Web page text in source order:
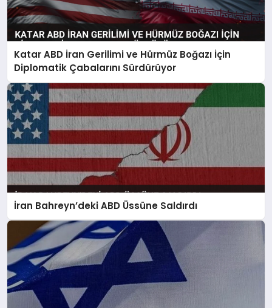
Katar ABD İran Gerilimi ve Hürmüz Boğazı İçin
Diplomatik Çabalarını Sürdürüyor
İran Bahreyn’deki ABD Üssüne Saldırdı